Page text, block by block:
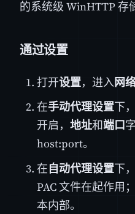
的系统级 WinHTTP 存
通过设置
打开设置，进入网
在手动代理设置下
开启， 地址和端口
host:port。
在自动代理设置下
PAC 文件在起作用
本内部。